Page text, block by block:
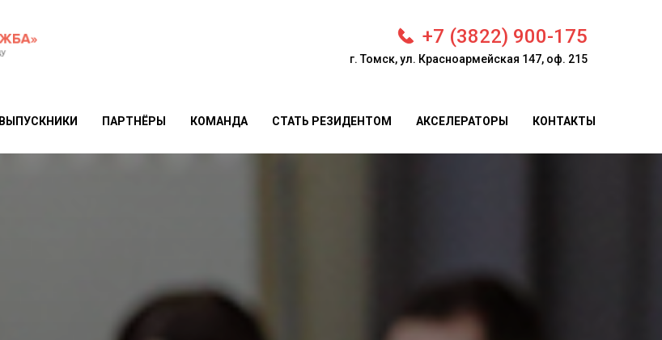
+7 (3822) 900-175
г. Томск, ул. Красноармейская 147, оф. 215
ВЫПУСКНИКИ ПАРТНЁРЫ КОМАНДА СТАТЬ РЕЗИДЕНТОМ АКСЕЛЕРАТОРЫ КОНТАКТЫ